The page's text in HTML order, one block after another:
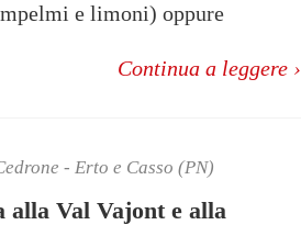
e limoni) oppure
Continua a leggere ›
- Erto e Casso (PN)
alla Val Vajont e alla